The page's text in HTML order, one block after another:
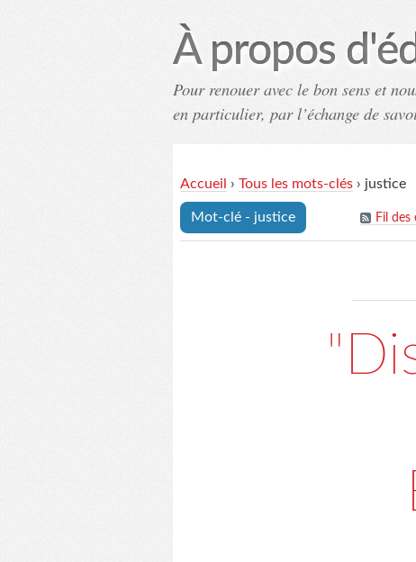
À propos
Pour renouer avec le bon sens et
en particulier, par l’échange de
Accueil
› Tous les mots-clés › justice
Mot-clé - justice Fil des